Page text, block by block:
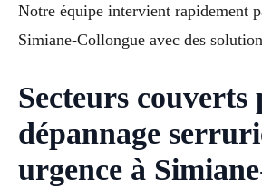
Notre équipe intervient rapidement
Simiane-Collongue avec des
Secteurs couverts
dépannage
urgence à